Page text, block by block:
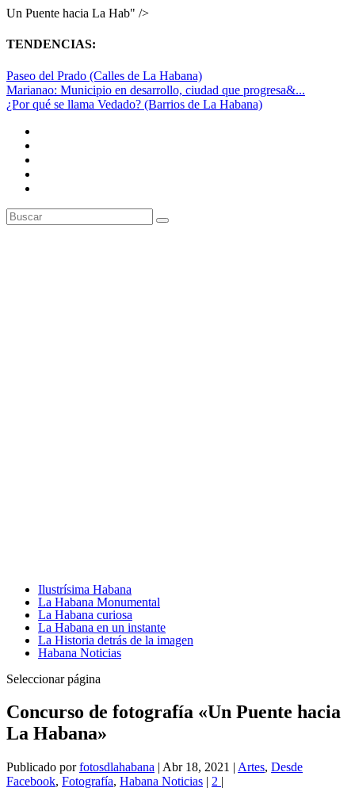
Un Puente hacia La Hab" />
TENDENCIAS:
Paseo del Prado (Calles de La Habana)
Marianao: Municipio en desarrollo, ciudad que progresa&...
¿Por qué se llama Vedado? (Barrios de La Habana)
Ilustrísima Habana
La Habana Monumental
La Habana curiosa
La Habana en un instante
La Historia detrás de la imagen
Habana Noticias
Seleccionar página
Concurso de fotografía «Un Puente hacia
La Habana»
Publicado porfotosdlahabana | Abr 18, 2021 | Artes, Desde
Facebook, Fotografía, Habana Noticias | 2 |